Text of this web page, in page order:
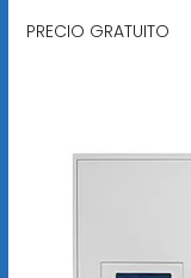
PRECIO GRATUITO